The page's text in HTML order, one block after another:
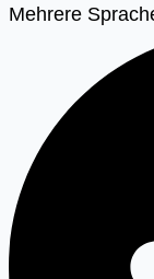
Mehrere